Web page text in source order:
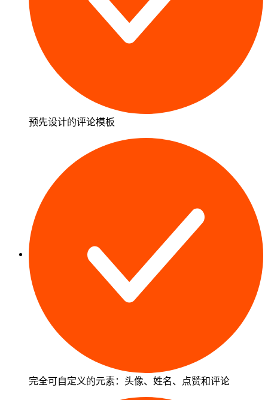
预先设计的评论模板
完全可自定义的元素：头像、姓名、点赞和评论